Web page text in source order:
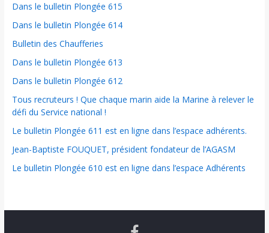
Dans le bulletin Plongée 615
Dans le bulletin Plongée 614
Bulletin des Chaufferies
Dans le bulletin Plongée 613
Dans le bulletin Plongée 612
Tous recruteurs ! Que chaque marin aide la Marine à relever le
défi du Service national !
Le bulletin Plongée 611 est en ligne dans l’espace adhérents.
Jean-Baptiste FOUQUET, président fondateur de l’AGASM
Le bulletin Plongée 610 est en ligne dans l’espace Adhérents